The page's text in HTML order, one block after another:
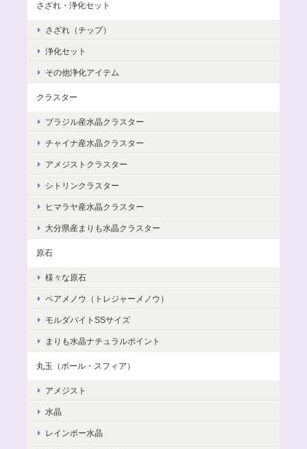
さざれ・浄化セット
さざれ（チップ）
浄化セット
その他浄化アイテム
クラスター
ブラジル産水晶クラスター
チャイナ産水晶クラスター
アメジストクラスター
シトリンクラスター
ヒマラヤ産水晶クラスター
大分県産まりも水晶クラスター
原石
様々な原石
ペアメノウ（トレジャーメノウ）
モルダバイトSSサイズ
まりも水晶ナチュラルポイント
丸玉（ボール・スフィア）
アメジスト
水晶
レインボー水晶